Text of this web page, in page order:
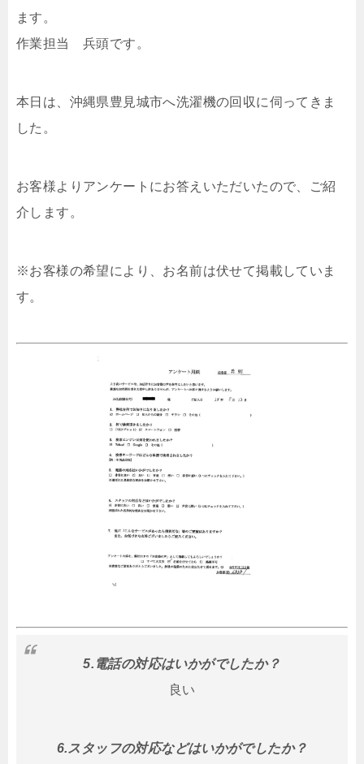
ます。
作業担当 兵頭です。
本日は、沖縄県豊見城市へ洗濯機の回収に伺ってきま
した。
お客様よりアンケートにお答えいただいたので、ご紹
介します。
※お客様の希望により、お名前は伏せて掲載していま
す。
5.電話の対応はいかがでしたか？
良い
6.スタッフの対応などはいかがでしたか？